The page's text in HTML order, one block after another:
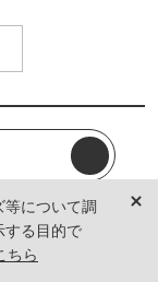
について調
する目的で
ちら